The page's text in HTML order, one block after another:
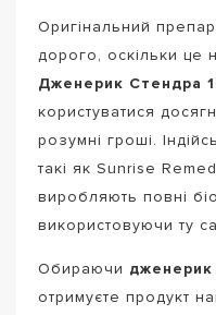
Оригінальний
дорого, оскільки це
Дженерик Стендра
користуватися
розумні гроші.
такі як Sunrise
виробляють повні
використовуючи ту
Обираючи
отримуєте продукт